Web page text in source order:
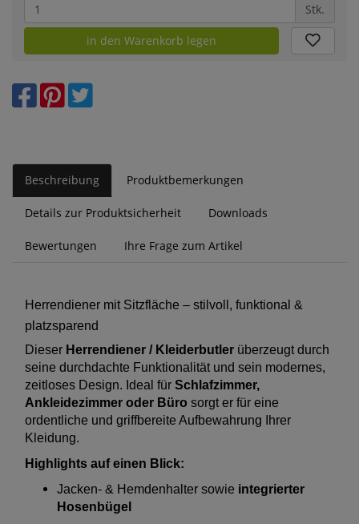
Stk.
in den Warenkorb legen
Beschreibung Produktbemerkungen
Details zur Produktsicherheit Downloads
Bewertungen Ihre Frage zum Artikel
Herrendiener mit Sitzfläche – stilvoll, funktional &
platzsparend
Dieser Herrendiener / Kleiderbutler überzeugt durch
seine durchdachte Funktionalität und sein modernes,
zeitloses Design. Ideal für Schlafzimmer,
Ankleidezimmer oder Büro sorgt er für eine
ordentliche und griffbereite Aufbewahrung Ihrer
Kleidung.
Highlights auf einen Blick:
Jacken- & Hemdenhalter sowie integrierter
Hosenbügel